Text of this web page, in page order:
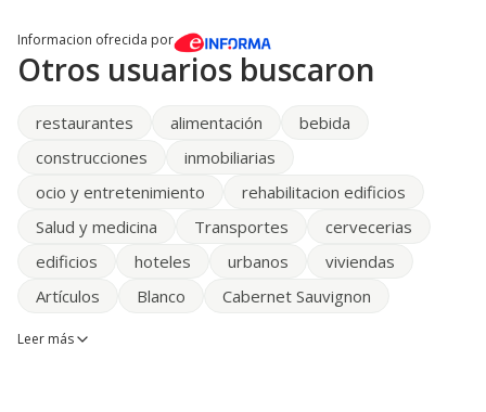
Informacion ofrecida por
Otros usuarios buscaron
restaurantes alimentación
bebida
construcciones
inmobiliarias
ocio y entretenimiento
rehabilitacion edificios
Salud y medicina
Transportes
cervecerias
edificios
hoteles urbanos
viviendas
Artículos
Blanco Cabernet Sauvignon
Leer más